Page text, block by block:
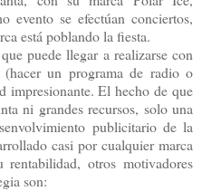
evento se efectúan conciertos,
está poblando la fiesta.
puede llegar a realizarse con
un programa de radio o
impresionante. El hecho de que
ni grandes recursos, solo una
publicitario de la
casi por cualquier marca
otros motivadores
son: